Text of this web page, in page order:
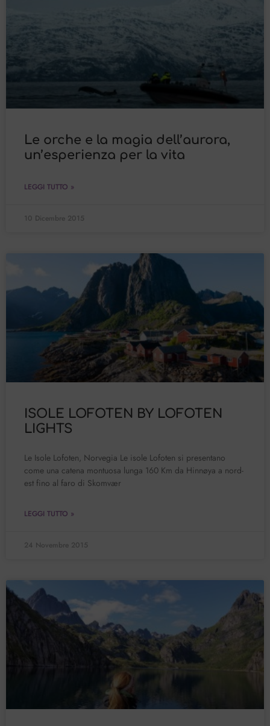
Le orche e la magia dell’aurora,
un’esperienza per la vita
LEGGI TUTTO »
10 Dicembre 2015
ISOLE LOFOTEN BY LOFOTEN
LIGHTS
Le Isole Lofoten, Norvegia Le isole Lofoten si presentano
come una catena montuosa lunga 160 Km da Hinnøya a nord-
est fino al faro di Skomvær
LEGGI TUTTO »
24 Novembre 2015